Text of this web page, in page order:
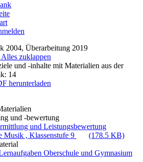
2004, Überarbeitung 2019
Alles zuklappen
und -inhalte mit Materialien aus der
14
herunterladen
und -bewertung
und Leistungsbewertung
Musik , Klassenstufe 9
(178.5 KB)
Oberschule und Gymnasium